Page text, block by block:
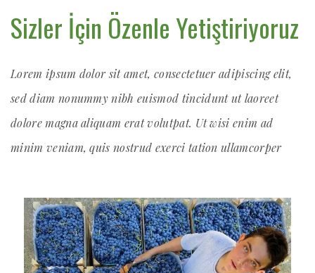
Sizler İçin Özenle Yetiştiriyoruz
Lorem ipsum dolor sit amet, consectetuer adipiscing elit,
sed diam nonummy nibh euismod tincidunt ut laoreet
dolore magna aliquam erat volutpat. Ut wisi enim ad
minim veniam, quis nostrud exerci tation ullamcorper